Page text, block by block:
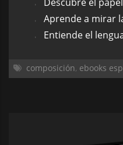
Aprende a mirar la
Entiende el lenguaje
composición, ebooks